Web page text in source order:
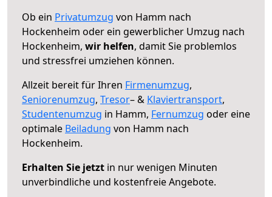
Ob ein Privatumzug von Hamm nach
Hockenheim oder ein gewerblicher Umzug nach
Hockenheim, wir helfen, damit Sie problemlos
und stressfrei umziehen können.
Allzeit bereit für Ihren Firmenumzug,
Seniorenumzug, Tresor– & Klaviertransport,
Studentenumzug in Hamm, Fernumzug oder eine
optimale Beiladung von Hamm nach
Hockenheim.
Erhalten Sie jetzt in nur wenigen Minuten
unverbindliche und kostenfreie Angebote.